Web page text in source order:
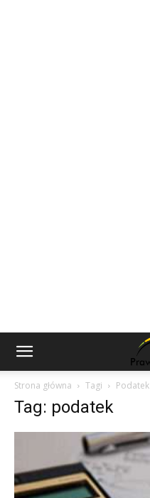
Strona główna Tagi Podatek
Tag: podatek